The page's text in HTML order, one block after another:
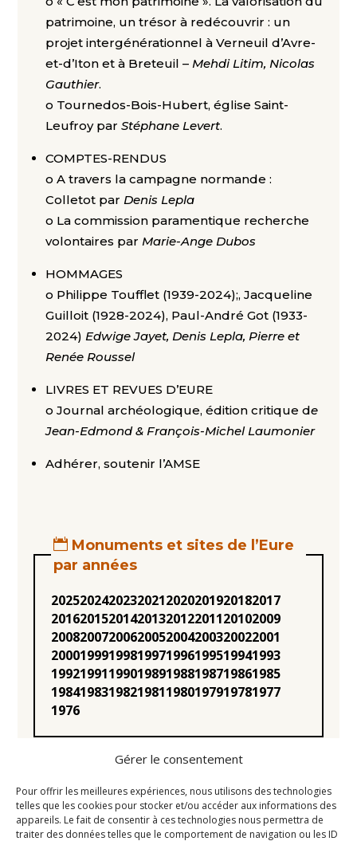
Gérer le consentement
Pour offrir les meilleures expériences, nous utilisons des technologies
telles que les cookies pour stocker et/ou accéder aux informations des
appareils. Le fait de consentir à ces technologies nous permettra de
traiter des données telles que le comportement de navigation ou les ID
patrimoine, un trésor à redécouvrir : un
projet intergénérationnel à Verneuil d’Avre-
et-d’Iton et à Breteuil –Mehdi Litim, Nicolas
Gauthier.
o Tournedos-Bois-Hubert, église Saint-
Leufroy parStéphane Levert.
COMPTES-RENDUS
o A travers la campagne normande :
Colletot parDenis Lepla
o La commission paramentique recherche
volontaires parMarie-Ange Dubos
HOMMAGES
o Philippe Toufflet (1939-2024);, Jacqueline
Guilloit (1928-2024), Paul-André Got (1933-
2024)Edwige Jayet, Denis Lepla, Pierre et
Renée Roussel
LIVRES ET REVUES D’EURE
o Journal archéologique, édition critique de
Jean-Edmond & François-Michel Laumonier
Adhérer, soutenir l’AMSE
Monuments et sites de l’Eure
par années
20252024202320212020201920182017
20162015201420132012201120102009
20082007200620052004200320022001
20001999199819971996199519941993
19921991199019891988198719861985
19841983198219811980197919781977
1976
Statuts